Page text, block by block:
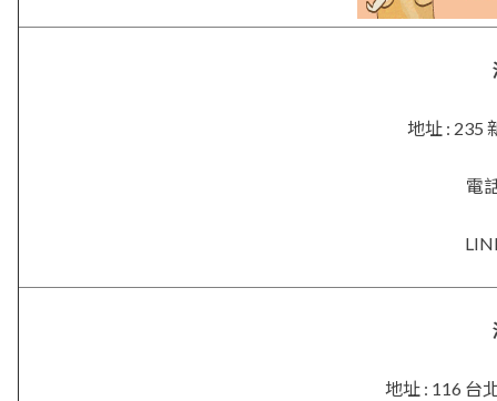
地址 : 235
電
地址 : 116 台